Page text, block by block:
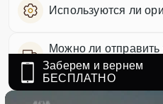
Используются ли
Можно ли отправить
города?
Заберем и вернем
БЕСПЛАТНО